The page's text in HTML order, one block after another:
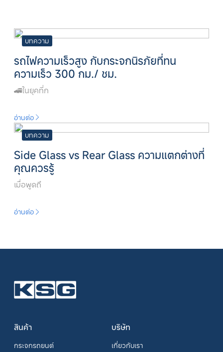
บทความ
รถไฟความเร็วสูง กับกระจกนิรภัยที่ทน
ความเร็ว 300 กม./ ชม.
🚄ในยุคที่ก
อ่านต่อ
บทความ
Side Glass vs Rear Glass ความแตกต่างที่
คุณควรรู้
เมื่อพูดถึ
อ่านต่อ
สินค้า
กระจกรถยนต์
บริษัท
เกี่ยวกับเรา